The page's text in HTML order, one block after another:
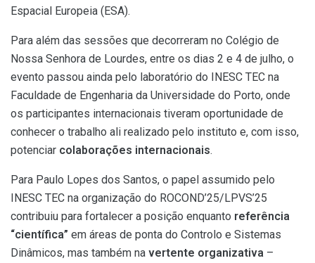
Espacial Europeia (ESA).
Para além das sessões que decorreram no Colégio de
Nossa Senhora de Lourdes, entre os dias 2 e 4 de julho, o
evento passou ainda pelo laboratório do INESC TEC na
Faculdade de Engenharia da Universidade do Porto, onde
os participantes internacionais tiveram oportunidade de
conhecer o trabalho ali realizado pelo instituto e, com isso,
potenciar colaborações internacionais.
Para Paulo Lopes dos Santos, o papel assumido pelo
INESC TEC na organização do ROCOND’25/LPVS’25
contribuiu para fortalecer a posição enquanto referência
“científica” em áreas de ponta do Controlo e Sistemas
Dinâmicos, mas também na vertente organizativa –